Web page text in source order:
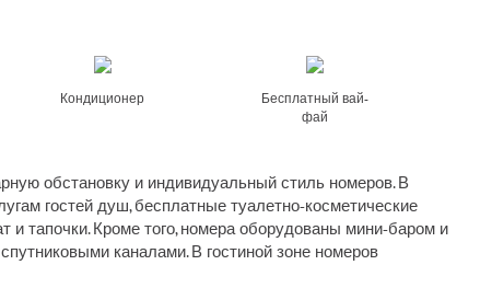
Кондиционер
Бесплатный вай-
фай
обстановку и индивидуальный стиль номеров. В
гостей душ, бесплатные туалетно-косметические
и тапочки. Кроме того, номера оборудованы мини-баром и
каналами. В гостиной зоне номеров